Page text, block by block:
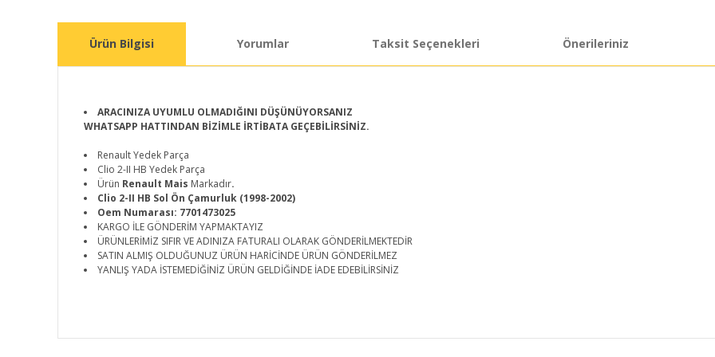
Ürün Bilgisi Yorumlar Taksit Seçenekleri Önerileriniz
ARACINIZA UYUMLU OLMADIĞINI DÜŞÜNÜYORSANIZ
WHATSAPP HATTINDAN BİZİMLE İRTİBATA GEÇEBİLİRSİNİZ.
Renault Yedek Parça
Clio 2-II HB Yedek Parça
Ürün Renault Mais Markadır.
Clio 2-II HB Sol Ön Çamurluk (1998-2002)
Oem Numarası: 7701473025
KARGO İLE GÖNDERİM YAPMAKTAYIZ
ÜRÜNLERİMİZ SIFIR VE ADINIZA FATURALI OLARAK GÖNDERİLMEKTEDİR
SATIN ALMIŞ OLDUĞUNUZ ÜRÜN HARİCİNDE ÜRÜN GÖNDERİLMEZ
YANLIŞ YADA İSTEMEDİĞİNİZ ÜRÜN GELDİĞİNDE İADE EDEBİLİRSİNİZ